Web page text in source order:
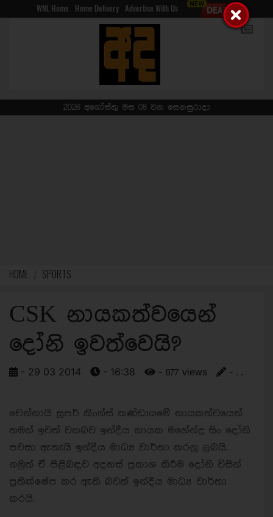
WNL Home Home Delivery Advertise With Us
2026 අගෝස්තු මස 08 වන සෙනසුරාදා
HOME SPORTS
CSK නායකත්වයෙන්
දෝනි ඉවත්වෙයි?
- 29 03 2014 - 16:38 - 877 views - . .
චෙන්නායි සුපර් කිංග්ස් කණ්ඩායමේ නායකත්වයෙන්
තමන් ඉවත් වනබව ඉන්දීය නායක මහේන්ද්‍ර සිං දෝනි
පවසා ඇතැයි ඉන්දීය මාධ්‍ය වාර්තා කරනු ලබයි.
නමුත් ඒ පිළිබඳව අදහස් ප්‍රකාශ කිරීම දෝනි විසින්
ප්‍රතික්ෂේප කර ඇති බවත් ඉන්දීය මාධ්‍ය වාර්තා
කරයි.